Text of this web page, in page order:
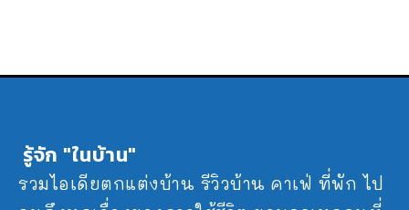
รู้จัก "ในบ้าน"
รวมไอเดียตกแต่งบ้าน รีวิวบ้าน คาเฟ่ ที่พัก ไป